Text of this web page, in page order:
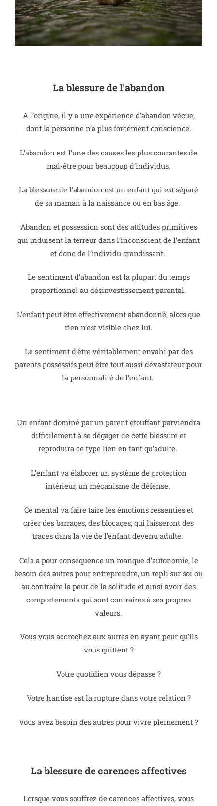
La blessure de l’abandon
A l’origine, il y a une expérience d’abandon vécue,
dont la personne n’a plus forcément conscience.
L’abandon est l’une des causes les plus courantes de
mal-être pour beaucoup d’individus.
La blessure de l’abandon est un enfant qui est séparé
de sa maman à la naissance ou en bas âge.
Abandon et possession sont des attitudes primitives
qui induisent la terreur dans l’inconscient de l’enfant
et donc de l’individu grandissant.
Le sentiment d’abandon est la plupart du temps
proportionnel au désinvestissement parental.
L’enfant peut être effectivement abandonné, alors que
rien n’est visible chez lui.
Le sentiment d’être véritablement envahi par des
parents possessifs peut être tout aussi dévastateur pour
la personnalité de l’enfant.
Un enfant dominé par un parent étouffant parviendra
difficilement à se dégager de cette blessure et
reproduira ce type lien en tant qu’adulte.
L’enfant va élaborer un système de protection
intérieur, un mécanisme de défense.
Ce mental va faire taire les émotions ressenties et
créer des barrages, des blocages, qui laisseront des
traces dans la vie de l’enfant devenu adulte.
Cela a pour conséquence un manque d’autonomie, le
besoin des autres pour entreprendre, un repli sur soi ou
au contraire la peur de la solitude et ainsi avoir des
comportements qui sont contraires à ses propres
valeurs.
Vous vous accrochez aux autres en ayant peur qu’ils
vous quittent ?
Votre quotidien vous dépasse ?
Votre hantise est la rupture dans votre relation ?
Vous avez besoin des autres pour vivre pleinement ?
La blessure de carences affectives
Lorsque vous souffrez de carences affectives, vous